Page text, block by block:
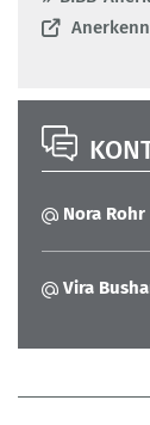
Nora Rohr
Vira